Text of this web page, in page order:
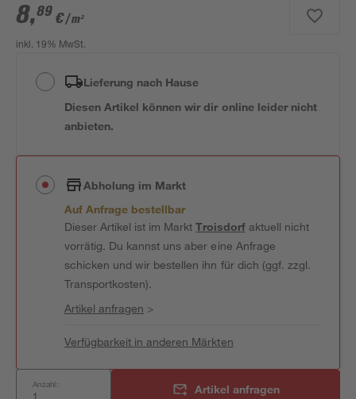
8,89 €/ m²
inkl. 19% MwSt.
Lieferung nach Hause
Diesen Artikel können wir dir online leider nicht
anbieten.
Abholung im Markt
Auf Anfrage bestellbar
Dieser Artikel ist im MarktTroisdorfaktuell nicht
vorrätig. Du kannst uns aber eine Anfrage
schicken und wir bestellen ihn für dich (ggf. zzgl.
Transportkosten).
Artikel anfragen >
Verfügbarkeit in anderen Märkten
Anzahl: Artikel anfragen